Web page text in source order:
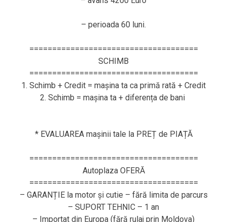
– perioada 60 luni.
=====================================
SCHIMB
=====================================
1. Schimb + Credit = mașina ta ca primă rată + Credit
2. Schimb = mașina ta + diferența de bani
* EVALUAREA mașinii tale la PREȚ de PIAȚĂ
=====================================
Autoplaza OFERĂ
=====================================
– GARANȚIE la motor și cutie – fără limita de parcurs
– SUPORT TEHNIC – 1 an
– Importat din Europa (fără rulaj prin Moldova)